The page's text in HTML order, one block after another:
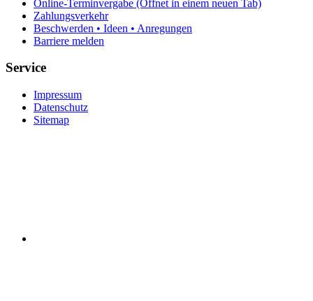
Online-Terminvergabe (Öffnet in einem neuen Tab)
Zahlungsverkehr
Beschwerden • Ideen • Anregungen
Barriere melden
Service
Impressum
Datenschutz
Sitemap